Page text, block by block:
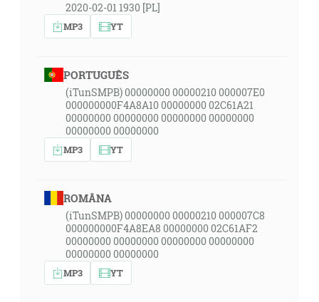
2020-02-01 1930 [PL]
MP3 YT
PORTUGUÊS
(iTunSMPB) 00000000 00000210 000007E0
000000000F4A8A10 00000000 02C61A21
00000000 00000000 00000000 00000000
00000000 00000000
MP3 YT
ROMÂNA
(iTunSMPB) 00000000 00000210 000007C8
000000000F4A8EA8 00000000 02C61AF2
00000000 00000000 00000000 00000000
00000000 00000000
MP3 YT